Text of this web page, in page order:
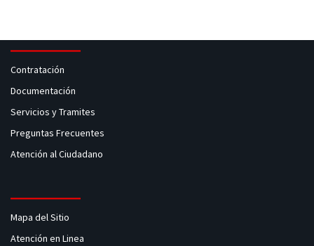
Contratación
Documentación
Servicios y Tramites
Preguntas Frecuentes
Atención al Ciudadano
Mapa del Sitio
Atención en Linea